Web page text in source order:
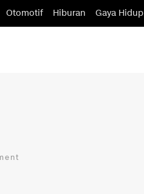
Otomotif Hiburan Gaya Hidup